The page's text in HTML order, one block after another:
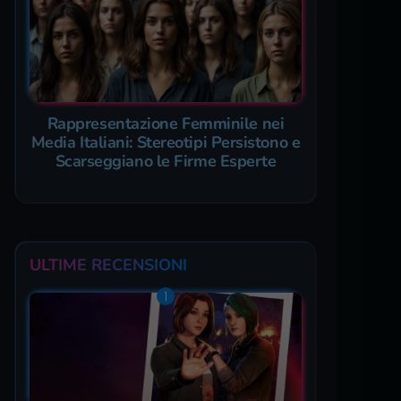
Rappresentazione Femminile nei
Media Italiani: Stereotipi Persistono e
Scarseggiano le Firme Esperte
ULTIME RECENSIONI